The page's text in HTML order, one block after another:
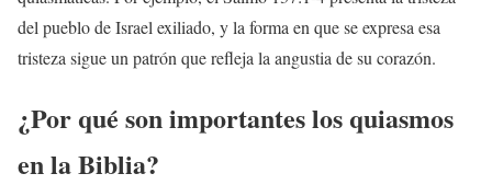
del pueblo de Israel exiliado, y la forma en que se expresa esa
tristeza sigue un patrón que refleja la angustia de su corazón.
¿Por qué son importantes los quiasmos
en laBiblia?